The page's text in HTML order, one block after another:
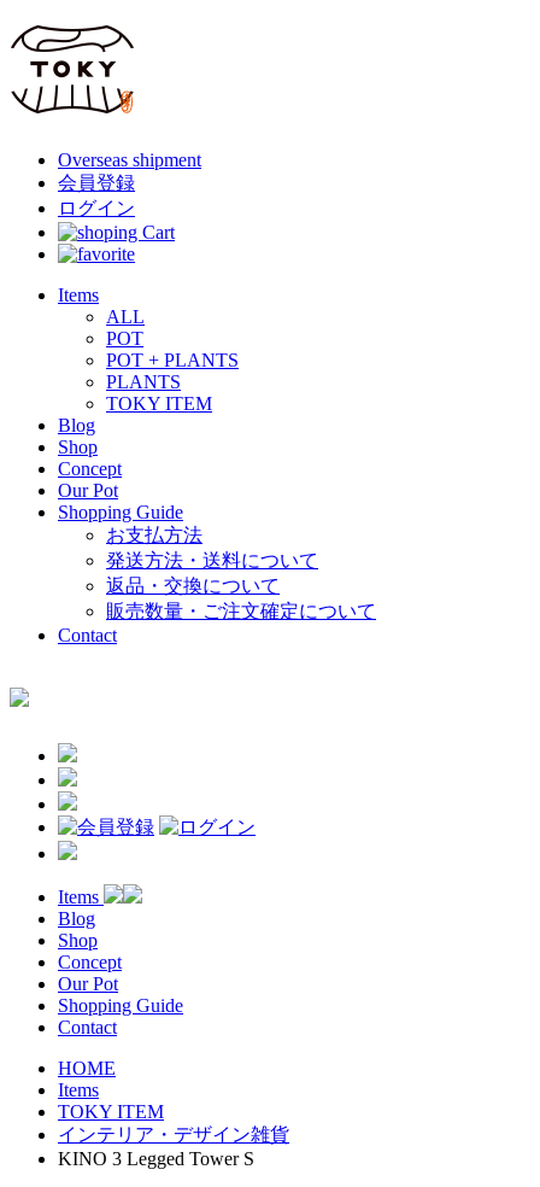
Overseas shipment
会員登録
ログイン
Items
ALL
POT
POT + PLANTS
PLANTS
TOKY ITEM
Blog
Shop
Concept
Our Pot
Shopping Guide
お支払方法
発送方法・送料について
返品・交換について
販売数量・ご注文確定について
Contact
Items
Blog
Shop
Concept
Our Pot
Shopping Guide
Contact
HOME
Items
TOKY ITEM
インテリア・デザイン雑貨
KINO 3 Legged Tower S